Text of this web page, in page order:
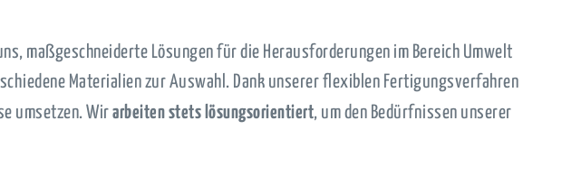
maßgeschneiderte Lösungen für die Herausforderungen im Bereich Umwelt
Materialien zur Auswahl. Dank unserer flexiblen Fertigungsverfahren
umsetzen. Wirarbeiten stets lösungsorientiert, um den Bedürfnissen unserer